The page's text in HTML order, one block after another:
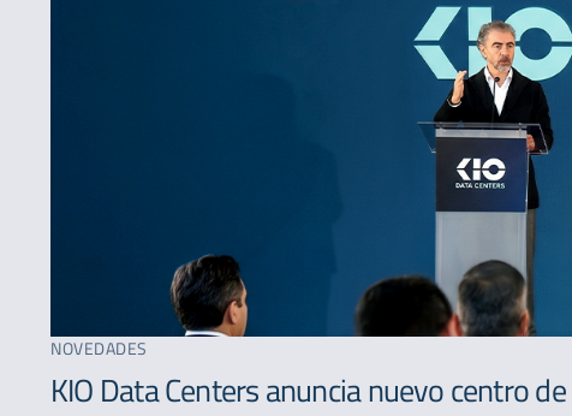
NOVEDADES
KIO Data Centers anuncia nuevo centro